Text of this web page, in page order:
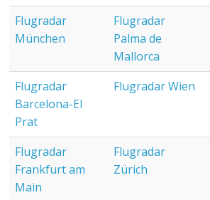
Flugradar
München
Flugradar
Palma de
Mallorca
Flugradar
Barcelona-El
Prat
Flugradar Wien
Flugradar
Frankfurt am
Main
Flugradar
Zürich